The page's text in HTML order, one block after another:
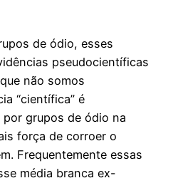
de ódio, esses
pseudocientíficas
não somos
“científica” é
grupos de ódio na
força de corroer o
Frequentemente essas
média branca ex-